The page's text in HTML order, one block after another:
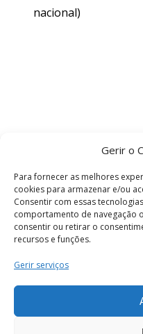
Gerir o
Para fornecer as melhores
cookies para armazenar e/ou
Consentir com essas
comportamento de navegação
consentir ou retirar o
recursos e funções.
Gerir serviços
nacional)
Termos e Condições
os direitos